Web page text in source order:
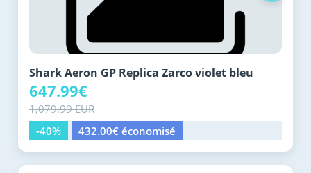
Shark Aeron GP Replica Zarco violet bleu
647.99€
1,079.99 EUR
-40%
432.00€ économisé